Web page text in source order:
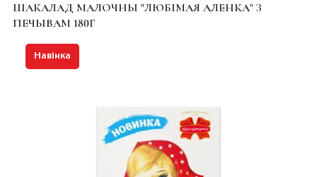
ШАКАЛАД МАЛОЧНЫ "ЛЮБІМАЯ АЛЕНКА" З
ПЕЧЫВАМ 180Г
Навінка